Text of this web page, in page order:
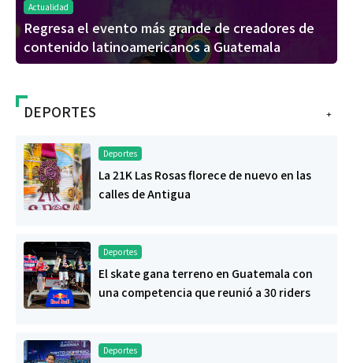
Actualidad
Regresa el evento más grande de creadores de
contenido latinoamericanos a Guatemala
+
DEPORTES
Deportes
La 21K Las Rosas florece de nuevo en las
calles de Antigua
Deportes
El skate gana terreno en Guatemala con
una competencia que reunió a 30 riders
Deportes